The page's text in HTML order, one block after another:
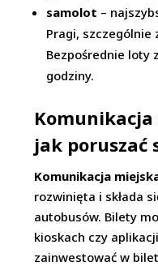
samolot –
Pragi, szczególnie
Bezpośrednie loty
godziny.
Komunikacja
jak poruszać
Komunikacja
rozwinięta i składa
autobusów. Bilety
kioskach czy
zainwestować w